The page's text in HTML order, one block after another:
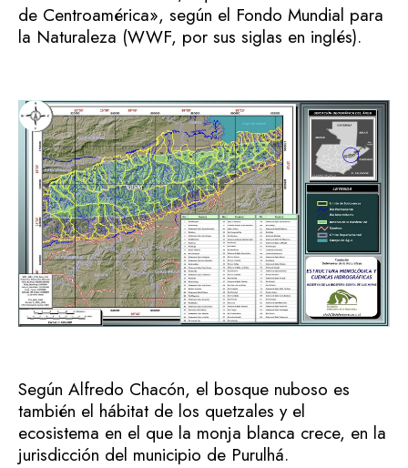
de Centroamérica», según el Fondo Mundial para
la Naturaleza (WWF, por sus siglas en inglés).
Según Alfredo Chacón, el bosque nuboso es
también el hábitat de los quetzales y el
ecosistema en el que la monja blanca crece, en la
jurisdicción del municipio de Purulhá.